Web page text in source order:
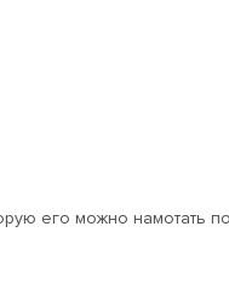
его можно намотать